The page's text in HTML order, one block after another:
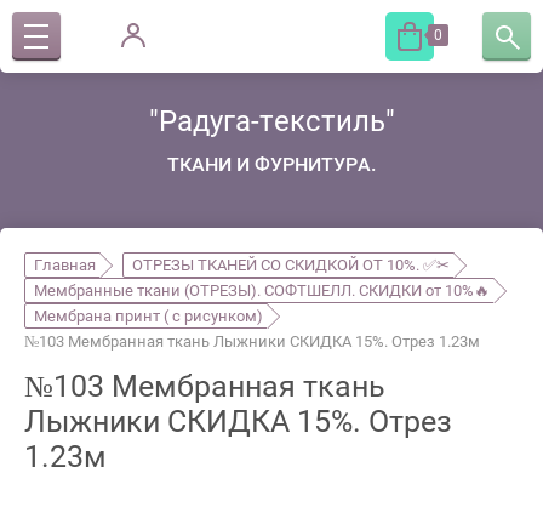
0
"Радуга-текстиль"
ТКАНИ И ФУРНИТУРА.
Главная
ОТРЕЗЫ ТКАНЕЙ СО СКИДКОЙ ОТ 10%. ✅✂
Мембранные ткани (ОТРЕЗЫ). СОФТШЕЛЛ. СКИДКИ от 10%🔥
Мембрана принт ( с рисунком)
№103 Мембранная ткань Лыжники СКИДКА 15%. Отрез 1.23м
№103 Мембранная ткань
Лыжники СКИДКА 15%. Отрез
1.23м